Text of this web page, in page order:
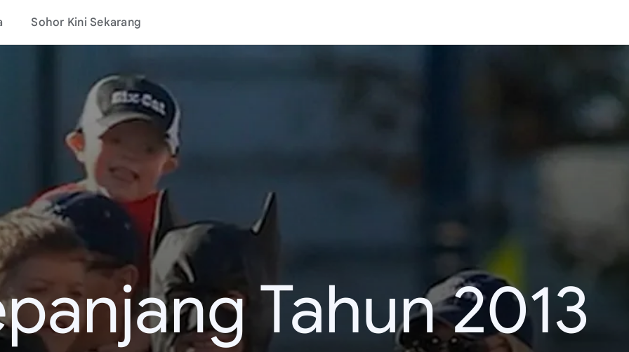
Sohor Kini Sekarang
Tahun 2013